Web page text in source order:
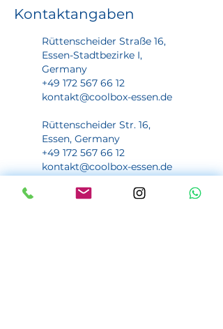
Kontaktangaben
Rüttenscheider Straße 16,
Essen-Stadtbezirke I,
Germany
+49 172 567 66 12
kontakt@coolbox-essen.de
Rüttenscheider Str. 16,
Essen, Germany
+49 172 567 66 12
kontakt@coolbox-essen.de